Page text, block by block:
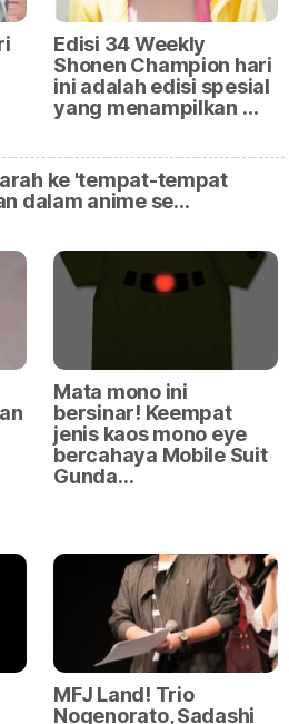
Edisi 34 Weekly
Shonen Champion hari
ini adalah edisi spesial
yang menampilkan …
ke 'tempat-tempat
dalam anime se…
Mata mono ini
bersinar! Keempat
jenis kaos mono eye
bercahaya Mobile Suit
Gunda…
MFJ Land! Trio
Nogenorato, Sadashi